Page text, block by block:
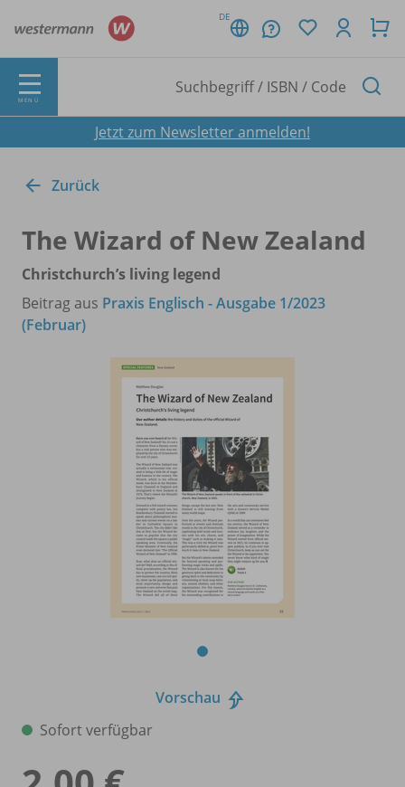
DE
MENÜ
Jetzt zum Newsletter anmelden!
Zurück
The Wizard of New Zealand
Christchurch’s living legend
Beitrag aus Praxis Englisch - Ausgabe 1/2023
(Februar)
Vorschau
Sofort verfügbar